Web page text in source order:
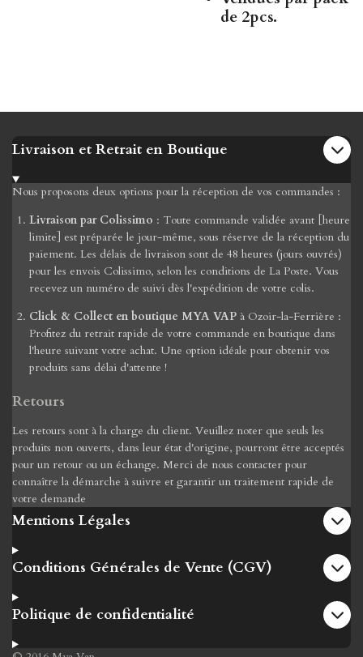
de 2pcs.
Livraison et Retrait en Boutique
Nous proposons deux options pour la réception de vos commandes :
Livraison par Colissimo : Toute commande validée avant [heure
limite] est préparée le jour-même, sous réserve de la réception du
paiement. Les délais de livraison sont de 48 heures (jours ouvrés)
pour les envois Colissimo, selon les conditions de La Poste. Vous
recevez un numéro de suivi dès l'expédition de votre colis.
Click & Collect en boutique MYA VAP à Ozoir-la-Ferrière :
Profitez du retrait rapide de votre commande en boutique dans
l'heure suivant votre achat. Une option idéale pour obtenir vos
produits sans délai d'attente !
Retours
Les retours sont à la charge du client. Veuillez noter que seuls les
produits non ouverts, dans leur état d'origine, pourront être acceptés
pour un retour ou un échange. Merci de nous contacter pour
connaître la démarche à suivre et garantir un traitement rapide de
votre demande
Mentions Légales
Conditions Générales de Vente (CGV)
Politique de confidentialité